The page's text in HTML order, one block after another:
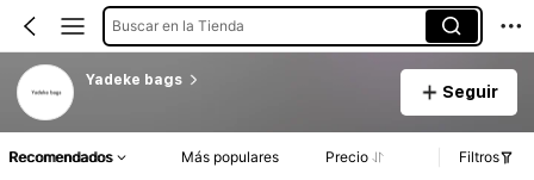
Buscar en la Tienda
Yadeke bags
Seguir
Recomendados Más populares Precio Filtros